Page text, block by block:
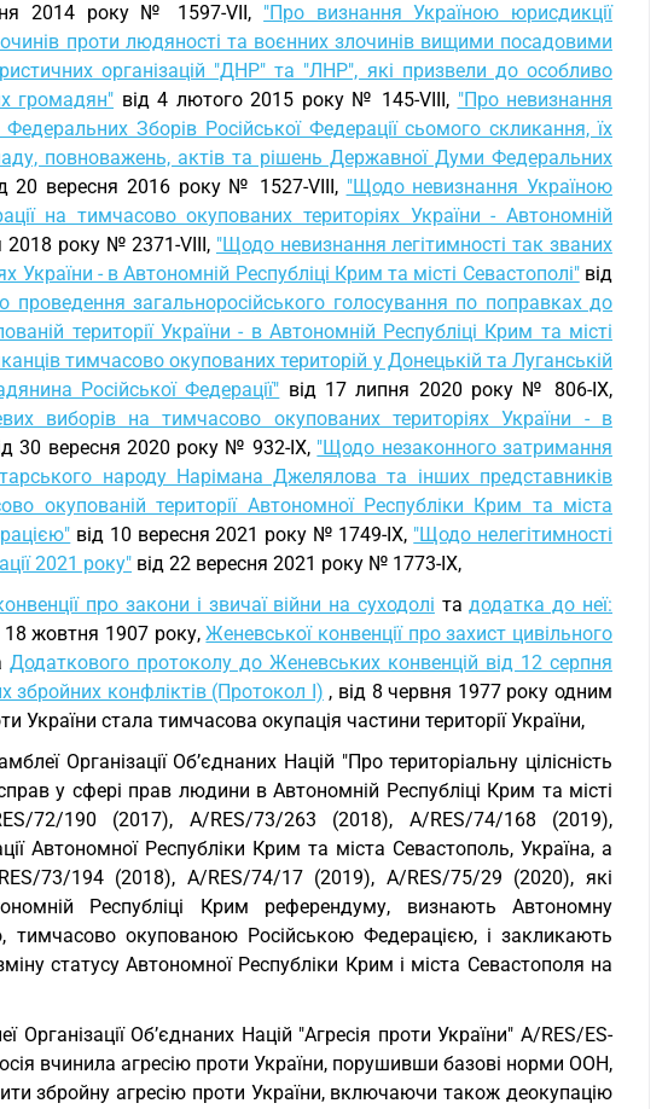
2014 року № 1597-VII, "Про визнання Україною юрисдикції
проти людяності та воєнних злочинів вищими посадовими
організацій "ДНР" та "ЛНР", які призвели до особливо
громадян" від 4 лютого 2015 року № 145-VIII, "Про невизнання
Зборів Російської Федерації сьомого скликання, їх
повноважень, актів та рішень Державної Думи Федеральних
20 вересня 2016 року № 1527-VIII, "Щодо невизнання Україною
на тимчасово окупованих територіях України - Автономній
2018 року № 2371-VIII, "Щодо невизнання легітимності так званих
України - в Автономній Республіці Крим та місті Севастополі"від
проведення загальноросійського голосування по поправках до
території України - в Автономній Республіці Крим та місті
тимчасово окупованих територій у Донецькій та Луганській
Російської Федерації" від 17 липня 2020 року № 806-IX,
виборів на тимчасово окупованих територіях України - в
30 вересня 2020 року № 932-IX, "Щодо незаконного затримання
народу Нарімана Джелялова та інших представників
окупованій території Автономної Республіки Крим та міста
від 10 вересня 2021 року № 1749-IX, "Щодо нелегітимності
2021 року" від 22 вересня 2021 року № 1773-IX,
про закони і звичаї війни на суходолі тадодатка до неї:
18 жовтня 1907 року,Женевської конвенції про захист цивільного
Додаткового протоколу до Женевських конвенцій від 12 серпня
збройних конфліктів (Протокол I) , від 8 червня 1977 року одним
України стала тимчасова окупація частини території України,
Організації Об’єднаних Націй "Про територіальну цілісність
у сфері прав людини в Автономній Республіці Крим та місті
72/190 (2017), A/RES/73/263 (2018), A/RES/74/168 (2019),
Автономної Республіки Крим та міста Севастополь, Україна, а
73/194 (2018), A/RES/74/17 (2019), A/RES/75/29 (2020), які
Республіці Крим референдуму, визнають Автономну
тимчасово окупованою Російською Федерацією, і закликають
статусу Автономної Республіки Крим і міста Севастополя на
Об’єднаних Націй "Агресія проти України" A/RES/ES-
вчинила агресію проти України, порушивши базові норми ООН,
збройну агресію проти України, включаючи також деокупацію